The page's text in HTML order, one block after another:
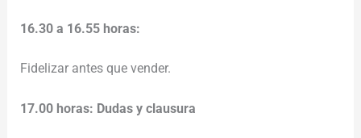
16.30 a 16.55 horas:
Fidelizar antes que vender.
17.00 horas: Dudas y clausura